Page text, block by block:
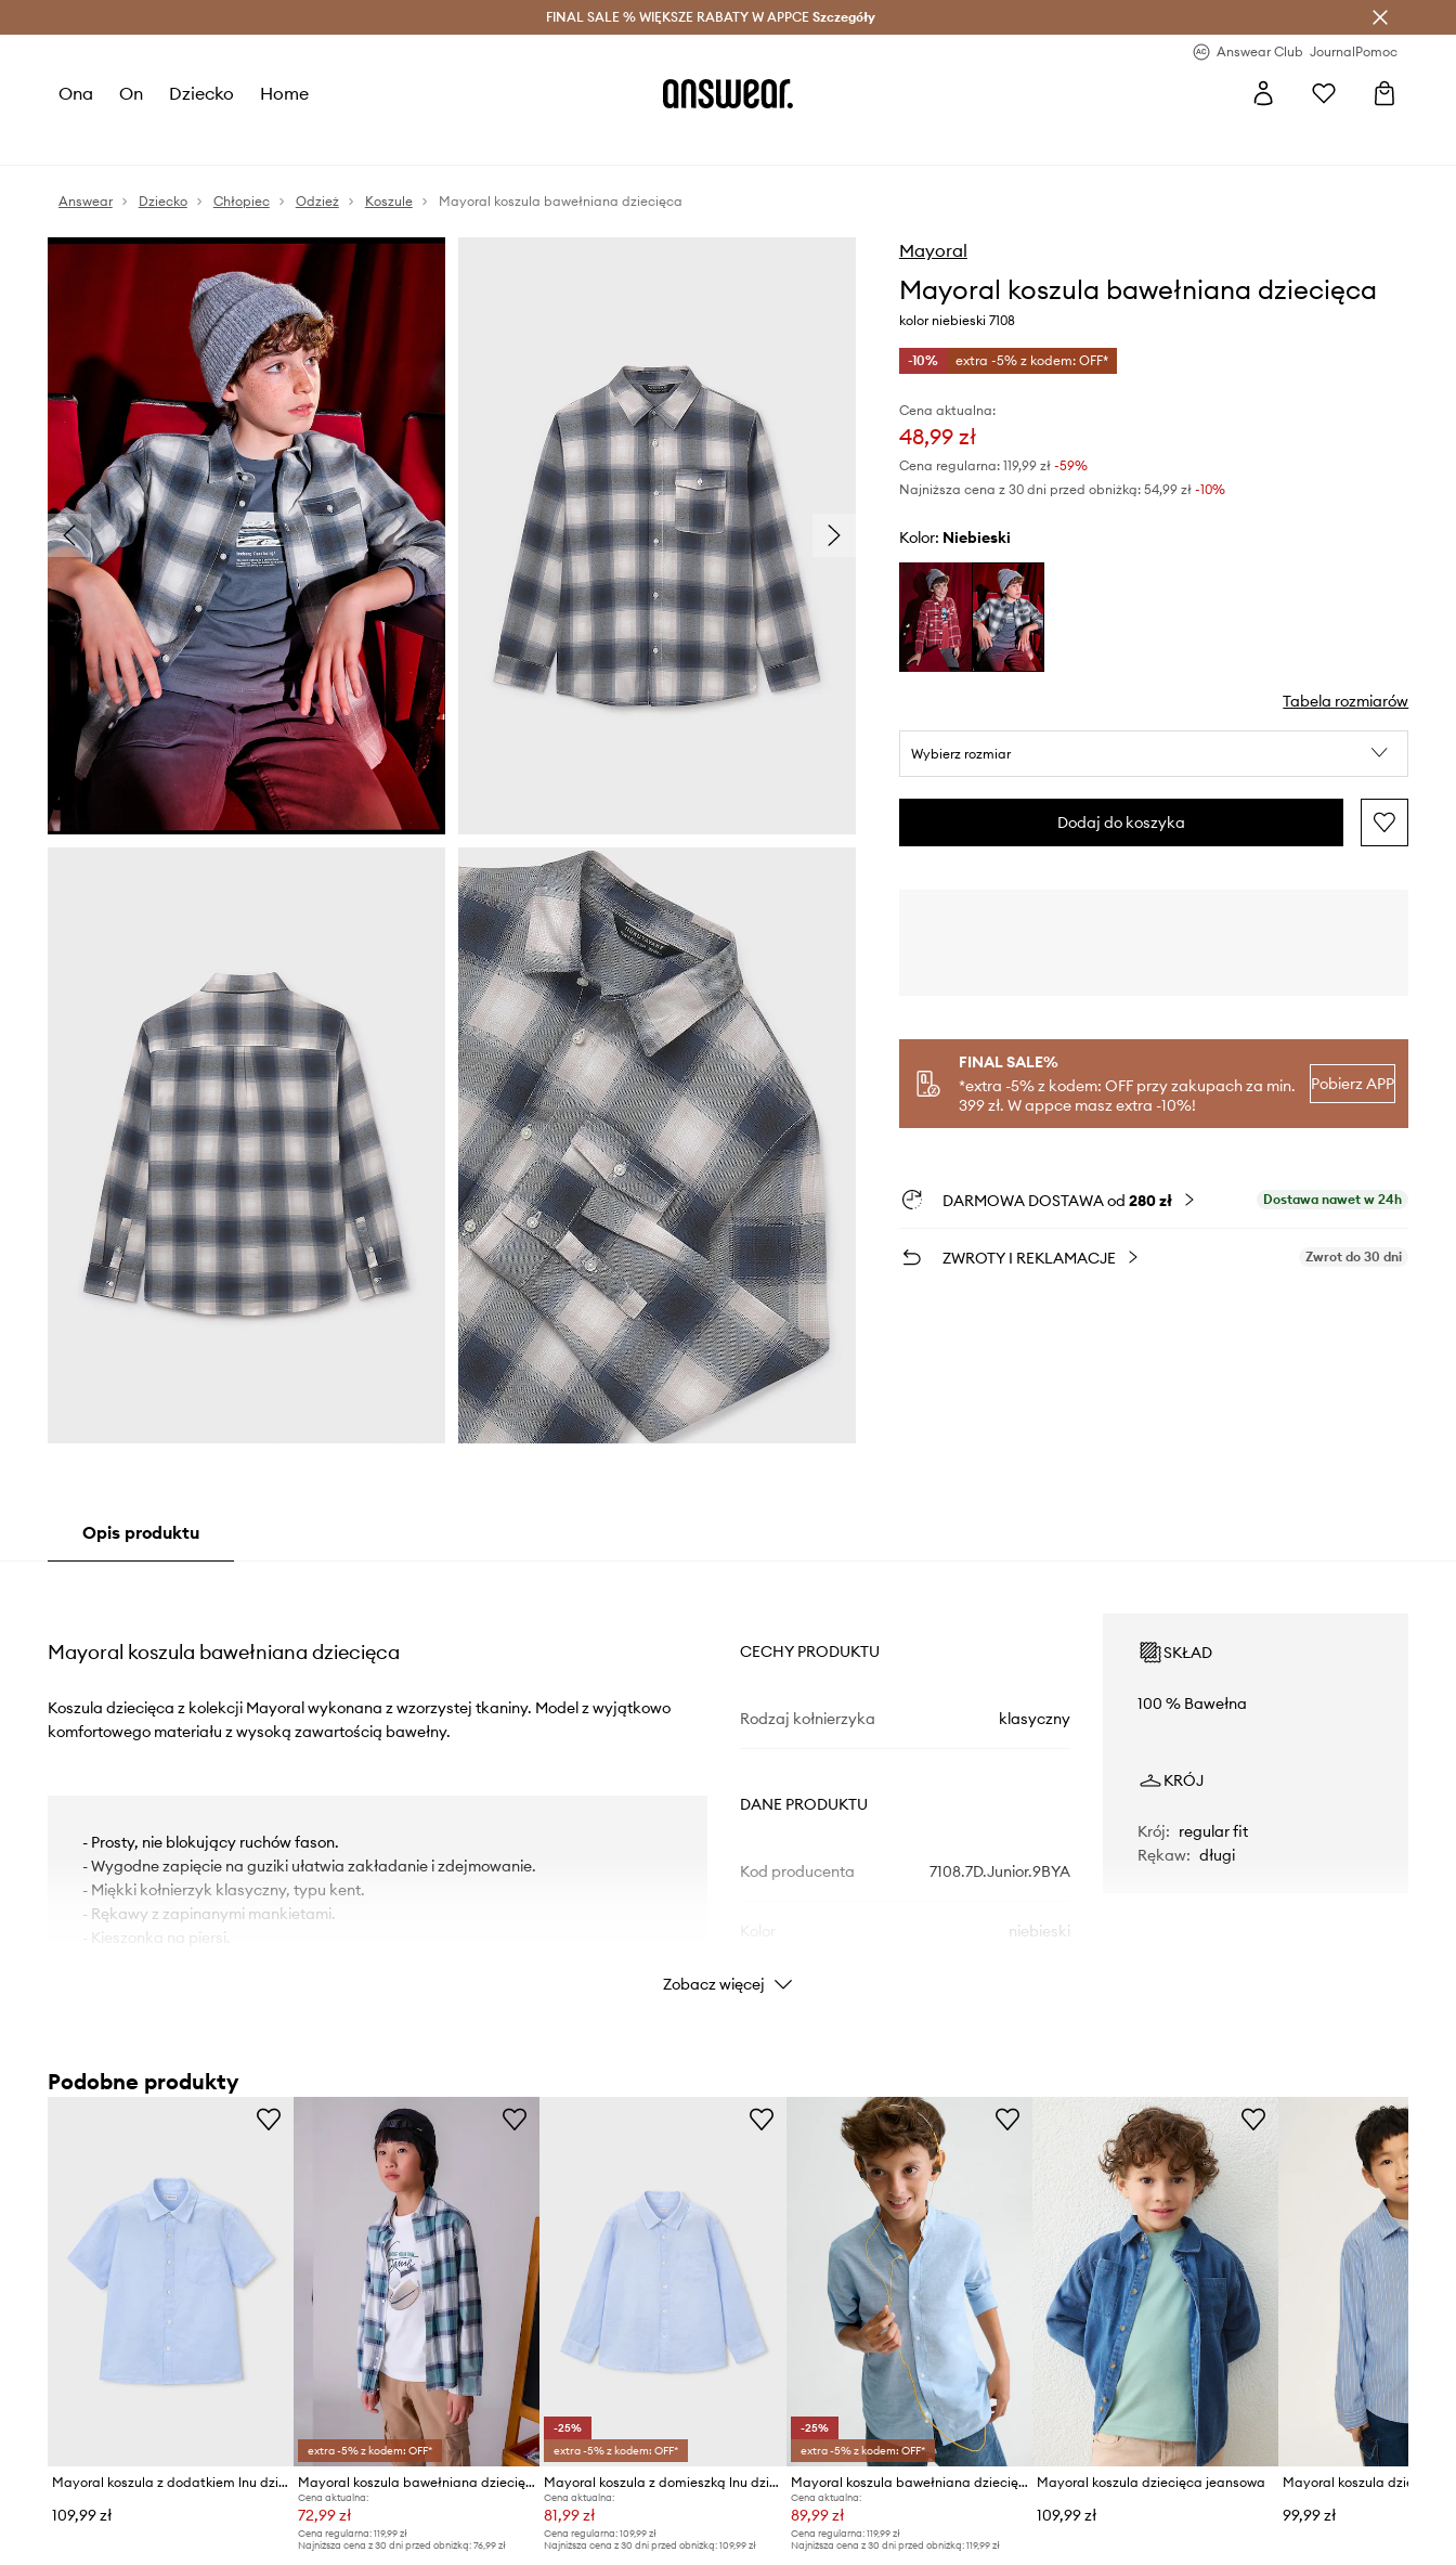
Oszczędzaj z Answear Club > Dostawa nawet w 24h >
FINAL SALE % WIĘKSZE RABATY W APPCE Szczegóły
Answear Club JournalPomoc
Ona On Dziecko Home
Answear Dziecko Chłopiec Odzież Koszule Mayoral koszula bawełniana dziecięca
Mayoral
Mayoral koszula bawełniana dziecięca
kolor niebieski 7108
-10% extra -5% z kodem: OFF*
Cena aktualna:
48,99 zł
Cena regularna: 119,99 zł-59%
Najniższa cena z 30 dni przed obniżką: 54,99 zł -10%
Kolor: niebieski
Tabela rozmiarów
Wybierz rozmiar
Dodaj do koszyka
FINAL SALE%
*extra -5% z kodem: OFF przy zakupach za min.
399 zł. W appce masz extra -10%!
Pobierz APP
DARMOWA DOSTAWA od 280 zł Dostawa nawet w 24h
ZWROTY I REKLAMACJE Zwrot do 30 dni
Opis produktu
Mayoral koszula bawełniana dziecięca
Koszula dziecięca z kolekcji Mayoral wykonana z wzorzystej tkaniny. Model z wyjątkowo
komfortowego materiału z wysoką zawartością bawełny.
- Prosty, nie blokujący ruchów fason.
- Wygodne zapięcie na guziki ułatwia zakładanie i zdejmowanie.
- Miękki kołnierzyk klasyczny, typu kent.
- Rękawy z zapinanymi mankietami.
- Kieszonka na piersi.
CECHY PRODUKTU
Rodzaj kołnierzyka klasyczny
DANE PRODUKTU
Kod producenta 7108.7D.Junior.9BYA
niebieski
Marka
ID Produktu
SKŁAD
100 % Bawełna
KRÓJ
Krój: regular fit
Rękaw: długi
Zobacz więcej
Podobne produkty
Mayoral koszula z dodatkiem lnu dziecięca
109,99 zł
extra -5% z kodem: OFF*
Mayoral koszula bawełniana dziecięca
Cena aktualna:
72,99 zł
Cena regularna:119,99 zł
Najniższa cena z 30 dni przed obniżką:76,99 zł
-25%
extra -5% z kodem: OFF*
Mayoral koszula z domieszką lnu dziecięca
Cena aktualna:
81,99 zł
Cena regularna: 109,99 zł
Najniższa cena z 30 dni przed obniżką: 109,99 zł
-25%
extra -5% z kodem: OFF*
Mayoral koszula bawełniana dziecięca
Cena aktualna:
89,99 zł
Cena regularna: 119,99 zł
Najniższa cena z 30 dni przed obniżką: 119,99 zł
Mayoral koszula dziecięca jeansowa
109,99 zł 99,99 zł